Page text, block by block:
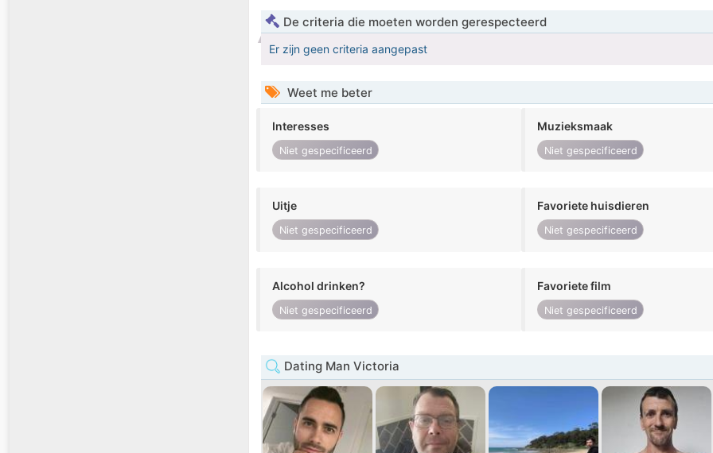
De criteria die moeten worden gerespecteerd
Er zijn geen criteria aangepast
Weet me beter
Interesses
Niet gespecificeerd
Muzieksmaak
Niet gespecificeerd
Uitje
Niet gespecificeerd
Favoriete huisdieren
Niet gespecificeerd
Alcohol drinken?
Niet gespecificeerd
Favoriete film
Niet gespecificeerd
Dating Man Victoria